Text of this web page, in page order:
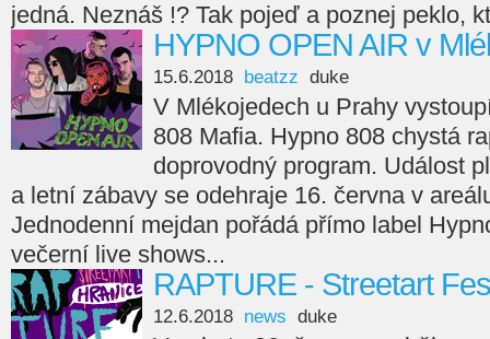
jedná. Neznáš !? Tak pojeď a poznej peklo,
HYPNO OPEN AIR v
15.6.2018 beatzz duke
V Mlékojedech u Prahy
808 Mafia. Hypno 808 chystá
doprovodný program. Událost
a letní zábavy se odehraje 16. června v
Jednodenní mejdan pořádá přímo label
večerní live shows...
RAPTURE - Streetart
12.6.2018 news duke